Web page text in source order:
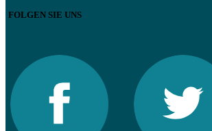
FOLGEN SIE UNS